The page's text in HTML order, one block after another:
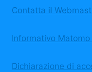
Contatta il
Informativo
Dichiarazione di